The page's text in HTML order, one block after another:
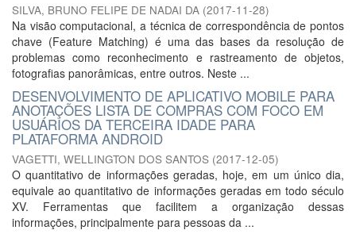
SILVA, BRUNO FELIPE DE NADAI DA (2017-11-28)
Na visão computacional, a técnica de correspondência de pontos
chave (Feature Matching) é uma das bases da resolução de
problemas como reconhecimento e rastreamento de objetos,
fotografias panorâmicas, entre outros. Neste ...
DESENVOLVIMENTO DE APLICATIVO MOBILE PARA
ANOTAÇÕES LISTA DE COMPRAS COM FOCO EM
USUÁRIOS DA TERCEIRA IDADE PARA
PLATAFORMA ANDROID
VAGETTI, WELLINGTON DOS SANTOS (2017-12-05)
O quantitativo de informações geradas, hoje, em um único dia,
equivale ao quantitativo de informações geradas em todo século
XV. Ferramentas que facilitem a organização dessas
informações, principalmente para pessoas da ...